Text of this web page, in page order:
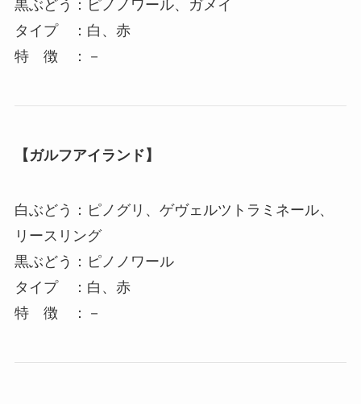
黒ぶどう：ピノノワール、ガメイ
タイプ ：白、赤
特 徴 ：－
【ガルフアイランド】
白ぶどう：ピノグリ、ゲヴェルツトラミネール、
リースリング
黒ぶどう：ピノノワール
タイプ ：白、赤
特 徴 ：－